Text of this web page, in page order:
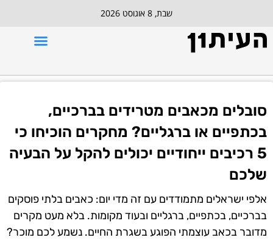
שבת, 8 אוגוסט 2026
סובלים מכאבים מטרידים בברכיים,
בכתפיים או ברגליים? מחקרים הוכיחו כי
5 רכיבים ייחודיים יכולים להקל על הבעיה
שלכם
אלפי ישראלים מתמודדים עם זה מדי יום: כאבים בלתי פוסקים
בברכיים, בכתפיים, ברגליים ובעוד מקומות. בלא מעט מקרים
מדובר בכאב עוצמתי הפוגע בשגרת החיים. נשמע לכם מוכר?